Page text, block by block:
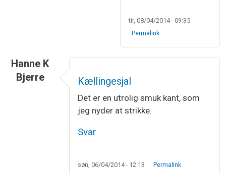
tir, 08/04/2014 - 09:35
Permalink
Hanne K
Bjerre
Kællingesjal
Det er en utrolig smuk kant, som
jeg nyder at strikke.
Svar
søn, 06/04/2014 - 12:13 Permalink